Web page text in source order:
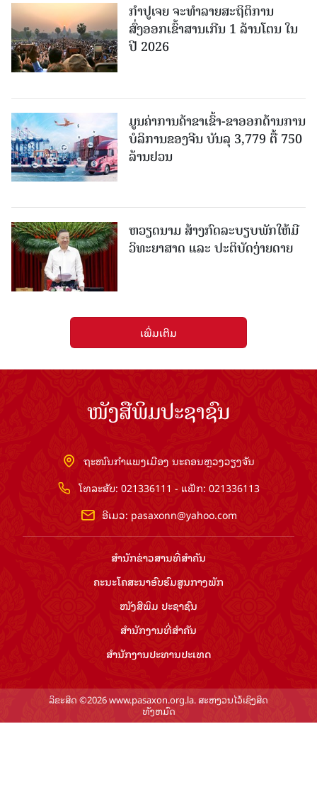
ກຳປູເຈຍ ຈະທຳລາຍສະຖິຕິການ
ສົ່ງອອກເຂົ້າສານເກີນ 1 ລ້ານໂຕນ ໃນ
ປີ 2026
ມູນຄ່າການຄ້າຂາເຂົ້າ-ຂາອອກດ້ານການ
ບໍລິການຂອງຈີນ ບັນລຸ 3,779 ຕື້ 750
ລ້ານຢວນ
ຫວຽດນາມ ສ້າງກົດລະບຽບພັກໃຫ້ມີ
ວິທະຍາສາດ ແລະ ປະຕິບັດງ່າຍດາຍ
ເພີ່ມເຕີມ
ໜັງສືພິມປະຊາຊົນ
ຖະໜົນກຳແພງເມືອງ ນະຄອນຫຼວງວຽງຈັນ
ໂທລະສັບ: 021336111 - ແຟັກ: 021336113
ອີເມວ: pasaxonn@yahoo.com
ສຳ​ນັກ​ຂ່າວ​ສານ​ທີ່​ສຳ​ຄັນ​
ຄະນະໂຄສະນາອົບຮົມ​ສູນ​ກາງ​ພັກ
ໜັງສືພິມ ປະ​ຊາ​ຊົນ
ສຳ​ນັກ​ງານ​ທີ່​ສຳ​ຄັນ
ສຳ​ນັກ​ງານ​ປະ​ທານ​ປະ​ເທດ
ລິຂະສິດ ©2026 www.pasaxon.org.la. ສະຫງວນໄວ້ເຊິງສິດ
ທັງຫມົດ